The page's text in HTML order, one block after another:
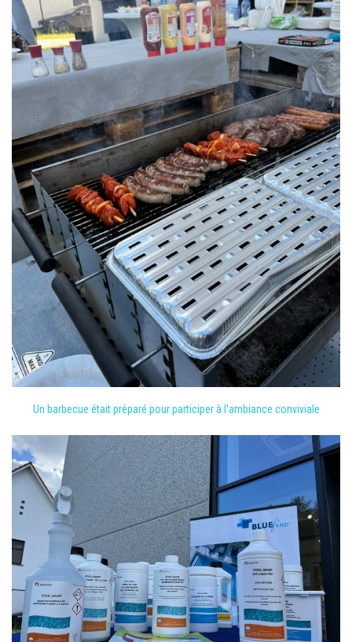
Un barbecue était préparé pour participer à l'ambiance conviviale